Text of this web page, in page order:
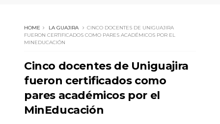
HOME LA GUAJIRA
CINCO DOCENTES DE UNIGUAJIRA
FUERON CERTIFICADOS COMO PARES ACADÉMICOS POR EL
MINEDUCACIÓN
Cinco docentes de Uniguajira
fueron certificados como
pares académicos por el
MinEducación